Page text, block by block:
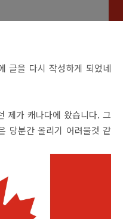
글을 다시 작성하게 되었네
제가 캐나다에 왔습니다. 그
당분간 올리기 어려울것 같